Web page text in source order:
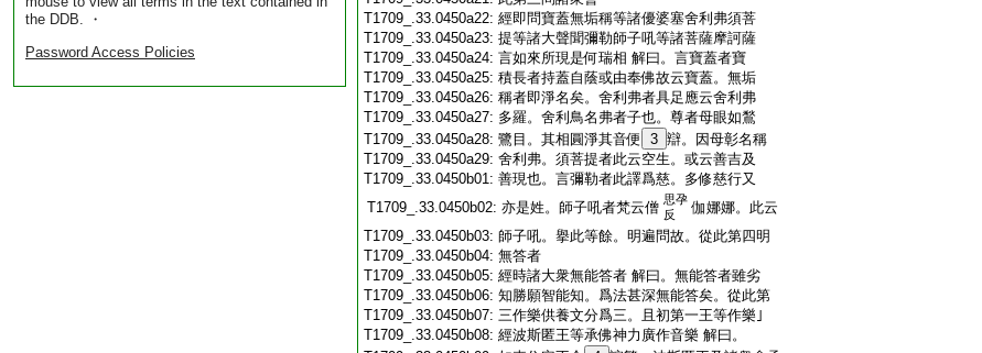
the DDB. ・
Password Access Policies
T1709_.33.0450a22: 經即問寶蓋無垢稱等諸優婆塞舍利弗須菩
T1709_.33.0450a23: 提等諸大聲聞彌勒師子吼等諸菩薩摩訶薩
T1709_.33.0450a24: 言如來所現是何瑞相 解曰。言寶蓋者寶
T1709_.33.0450a25: 積長者持蓋自蔭或由奉佛故云寶蓋。無垢
T1709_.33.0450a26: 稱者即淨名矣。舍利弗者具足應云舍利弗
T1709_.33.0450a27: 多羅。舍利鳥名弗者子也。尊者母眼如鶖
T1709_.33.0450a28: 鷺目。其相圓淨其音便 3 辯。因母彰名稱
T1709_.33.0450a29: 舍利弗。須菩提者此云空生。或云善吉及
T1709_.33.0450b01: 善現也。言彌勒者此譯爲慈。多修慈行又
T1709_.33.0450b02: 亦是姓。師子吼者梵云僧 思孕
反
伽娜娜。此云
T1709_.33.0450b03: 師子吼。擧此等餘。明遍問故。從此第四明
T1709_.33.0450b04: 無答者
T1709_.33.0450b05: 經時諸大衆無能答者 解曰。無能答者雖劣
T1709_.33.0450b06: 知勝願智能知。爲法甚深無能答矣。從此第
T1709_.33.0450b07: 三作樂供養文分爲三。且初第一王等作樂｣
T1709_.33.0450b08: 經波斯匿王等承佛神力廣作音樂 解曰。